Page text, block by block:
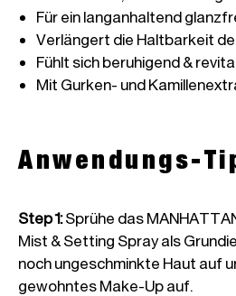
Für ein langanhaltend
Verlängert die Haltbarkeit
Fühlt sich beruhigend &
Mit Gurken- und
Anwendungs-
Step 1:Sprühe das
Mist & Setting Spray als
noch ungeschminkte Haut auf
gewohntes Make-Up auf.